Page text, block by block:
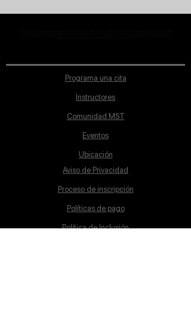
Programa una cita
Instructores
Comunidad MST
Eventos
Ubicación
Aviso de Privacidad
Proceso de inscripción
Políticas de pago
Política de Inclusión